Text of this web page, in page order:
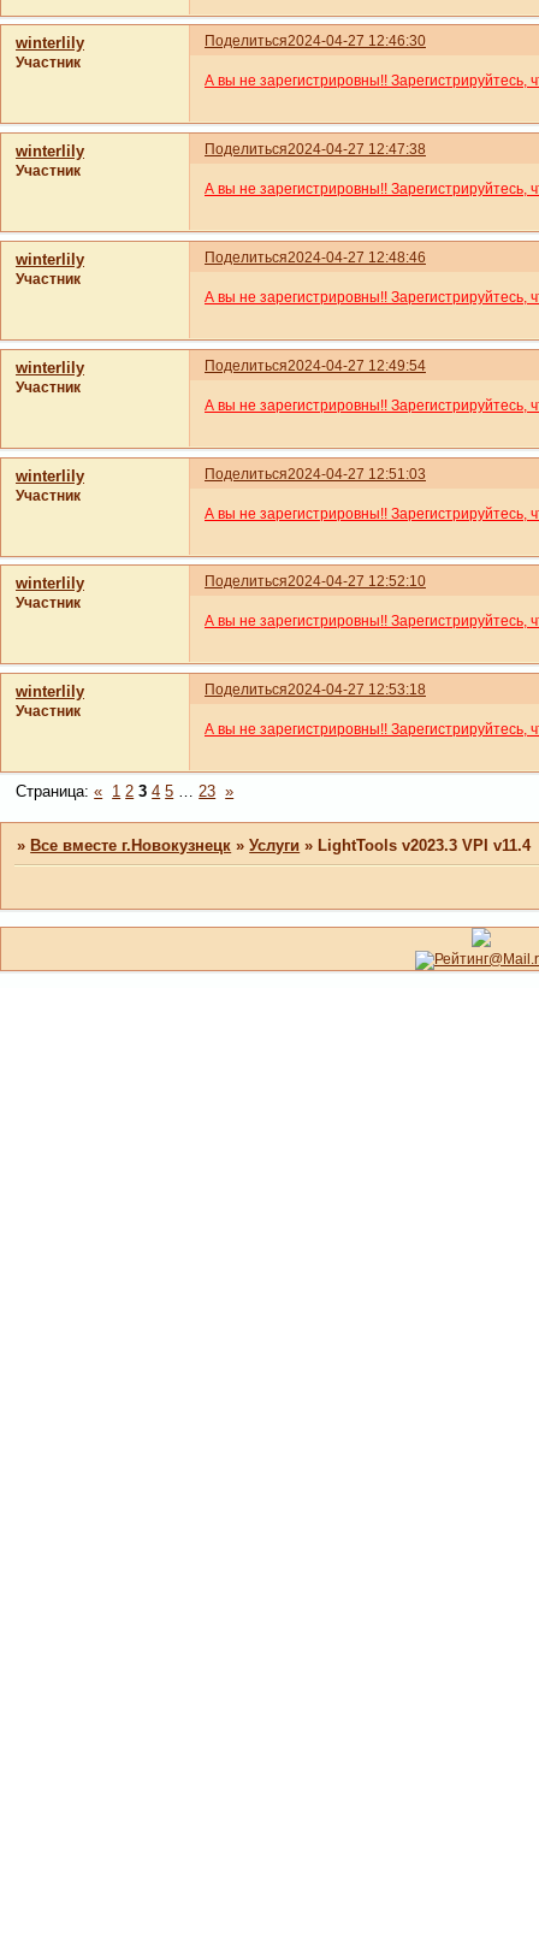
Поделиться2024-04-27 12:46:30
winterlily
Участник
А вы не зарегистрировны!! Зарегистрируйтесь,
Поделиться2024-04-27 12:47:38
winterlily
Участник
А вы не зарегистрировны!! Зарегистрируйтесь,
Поделиться2024-04-27 12:48:46
winterlily
Участник
А вы не зарегистрировны!! Зарегистрируйтесь,
Поделиться2024-04-27 12:49:54
winterlily
Участник
А вы не зарегистрировны!! Зарегистрируйтесь,
Поделиться2024-04-27 12:51:03
winterlily
Участник
А вы не зарегистрировны!! Зарегистрируйтесь,
Поделиться2024-04-27 12:52:10
winterlily
Участник
А вы не зарегистрировны!! Зарегистрируйтесь,
Поделиться2024-04-27 12:53:18
winterlily
Участник
А вы не зарегистрировны!! Зарегистрируйтесь,
Страница:« 1 2 3 4 5 23 »
»Все вместе г.Новокузнецк »Услуги »LightTools v2023.3 VPI v11.4